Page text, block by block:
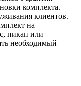
комплекта.
клиентов.
на
пикап или
необходимый